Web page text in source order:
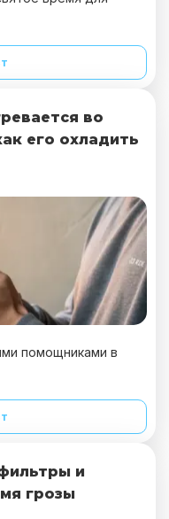
во
его охладить
помощниками в
и
грозы